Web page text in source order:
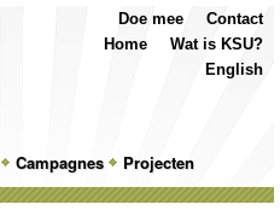
Campagnes
Projecten
Contact
Doe mee
Wat is KSU?
Home
English